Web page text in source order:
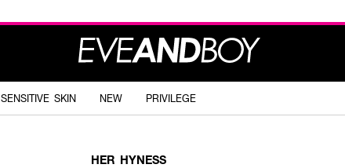
SENSITIVE SKIN NEW PRIVILEGE
HER HYNESS